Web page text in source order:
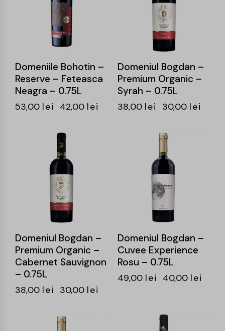
Domeniile Bohotin –
Reserve – Feteasca
Neagra – 0.75L
53,00 lei 42,00 lei
Domeniul Bogdan –
Premium Organic –
Syrah – 0.75L
38,00 lei 30,00 lei
Domeniul Bogdan –
Premium Organic –
Cabernet Sauvignon
– 0.75L
38,00 lei 30,00 lei
Domeniul Bogdan –
Cuvee Experience
Rosu – 0.75L
49,00 lei 40,00 lei